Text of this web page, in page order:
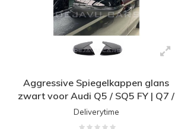
Aggressive Spiegelkappen glans
zwart voor Audi Q5 / SQ5 FY | Q7 /
SQ7 4M
Deliverytime